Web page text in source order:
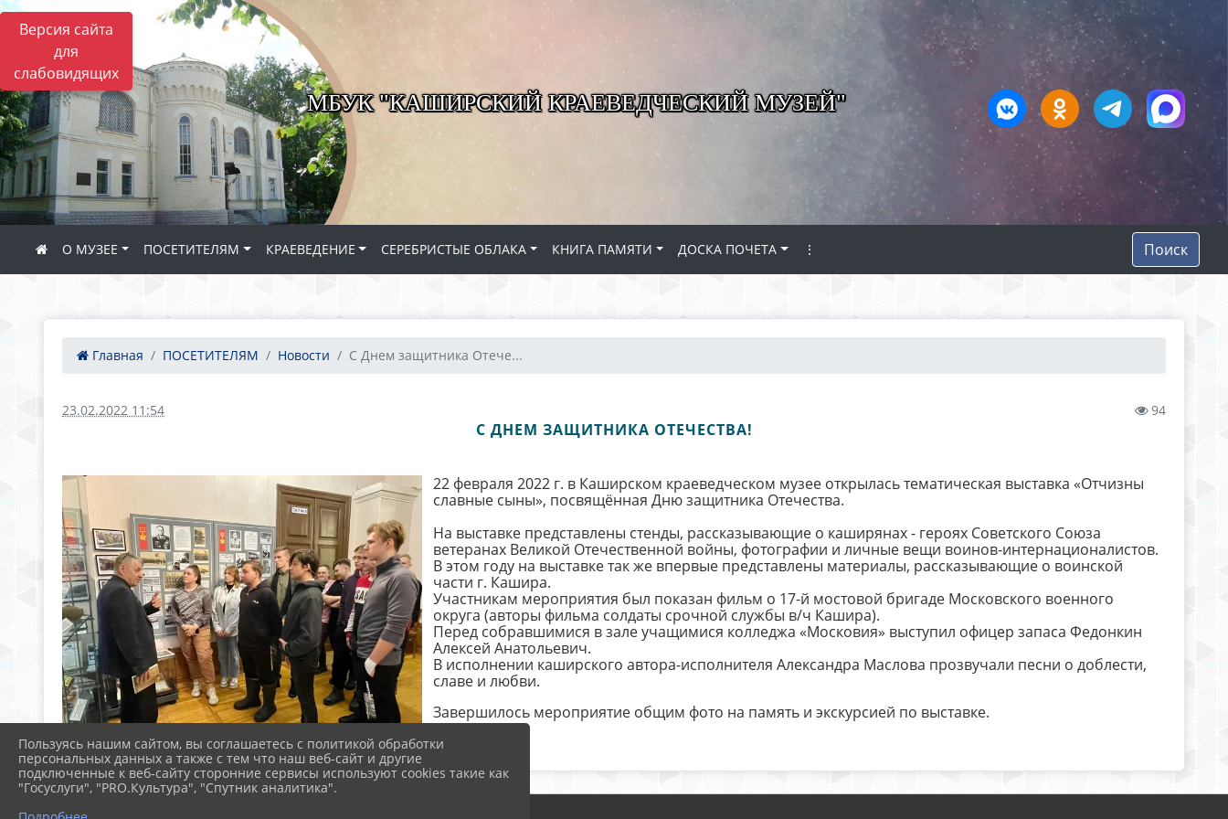
Версия сайта
для
слабовидящих
МБУК "КАШИРСКИЙ КРАЕВЕДЧЕСКИЙ МУЗЕЙ"
О МУЗЕЕ ПОСЕТИТЕЛЯМ КРАЕВЕДЕНИЕ СЕРЕБРИСТЫЕ ОБЛАКА КНИГА ПАМЯТИ ДОСКА ПОЧЕТА ⋮ Поиск
Главная ПОСЕТИТЕЛЯМ Новости С Днем защитника Отече...
23.02.2022 11:54 94
С ДНЕМ ЗАЩИТНИКА ОТЕЧЕСТВА!
22 февраля 2022 г. в Каширском краеведческом музее открылась тематическая выставка «Отчизны
славные сыны», посвящённая Дню защитника Отечества.
На выставке представлены стенды, рассказывающие о каширянах - героях Советского Союза
ветеранах Великой Отечественной войны, фотографии и личные вещи воинов-интернационалистов.
В этом году на выставке так же впервые представлены материалы, рассказывающие о воинской
части г. Кашира.
Участникам мероприятия был показан фильм о 17-й мостовой бригаде Московского военного
округа (авторы фильма солдаты срочной службы в/ч Кашира).
Перед собравшимися в зале учащимися колледжа «Московия» выступил офицер запаса Федонкин
Алексей Анатольевич.
В исполнении каширского автора-исполнителя Александра Маслова прозвучали песни о доблести,
славе и любви.
Завершилось мероприятие общим фото на память и экскурсией по выставке.
Пользуясь нашим сайтом, вы соглашаетесь с политикой обработки
персональных данных а также с тем что наш веб-сайт и другие
подключенные к веб-сайту сторонние сервисы используют cookies такие как
"Госуслуги", "PRO.Культура", "Спутник аналитика".